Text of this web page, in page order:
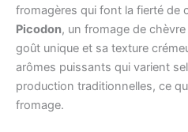
fromagères qui font la fierté de
Picodon, un fromage de
goût unique et sa texture
arômes puissants qui varient
production traditionnelles, ce
fromage.